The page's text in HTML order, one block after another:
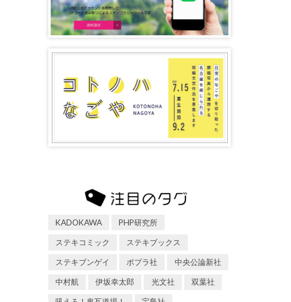
KADOKAWA PHP研究所
ステキコミック ステキブックス
ステキブンゲイ ポプラ社 中央公論新社
中村航 伊坂幸太郎 光文社 双葉社